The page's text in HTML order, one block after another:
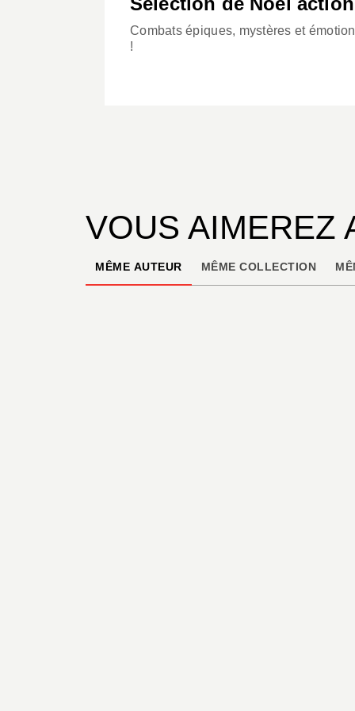
Combats épiques, mystères et
!
VOUS AIMEREZ
MÊME AUTEUR MÊME COLLECTION